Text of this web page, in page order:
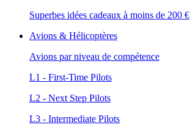
Superbes idées cadeaux à moins de 200 €
Avions & Hélicoptères
Avions par niveau de compétence
L1 - First-Time Pilots
L2 - Next Step Pilots
L3 - Intermediate Pilots